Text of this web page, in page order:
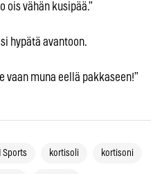
ois vähän kusipää.”
hypätä avantoon.
vaan muna eellä pakkaseen!”
Sports kortisoli kortisoni